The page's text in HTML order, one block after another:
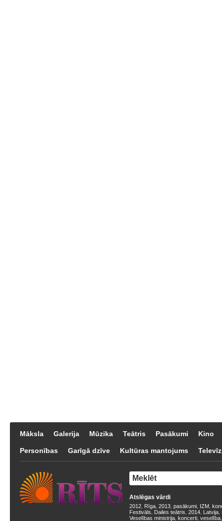
Māksla Galerija Mūzika Teātris Pasākumi Kino
Personības Garīgā dzīve Kultūras mantojums
Atslēgas vārdi
2012 Rīga 2013 pasākumi IZM
Festivāls
Dailes teātris 2014 Latvija
Veselības ministrija koncerti veselība